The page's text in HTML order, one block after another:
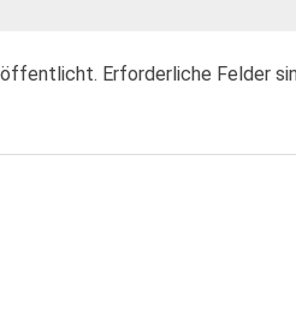
Erforderliche Felder